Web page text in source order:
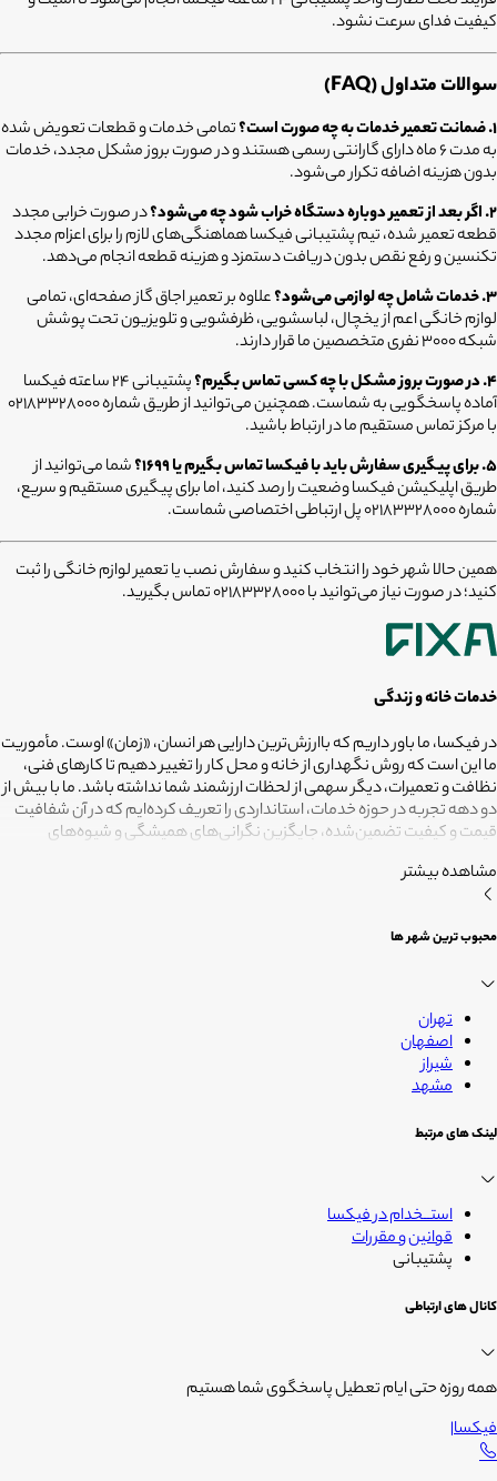
کیفیت فدای سرعت نشود.
سوالات متداول (FAQ)
۱. ضمانت تعمیر خدمات به چه صورت است؟
تمامی خدمات و قطعات تعویض شده
به مدت ۶ ماه دارای گارانتی رسمی هستند و در صورت بروز مشکل مجدد، خدمات
بدون هزینه اضافه تکرار می‌شود.
۲. اگر بعد از تعمیر دوباره دستگاه خراب شود چه می‌شود؟
در صورت خرابی مجدد
قطعه تعمیر شده، تیم پشتیبانی فیکسا هماهنگی‌های لازم را برای اعزام مجدد
تکنسین و رفع نقص بدون دریافت دستمزد و هزینه قطعه انجام می‌دهد.
۳. خدمات شامل چه لوازمی می‌شود؟
علاوه بر تعمیر اجاق گاز صفحه‌ای، تمامی
لوازم خانگی اعم از یخچال، لباسشویی، ظرفشویی و تلویزیون تحت پوشش
شبکه ۳۰۰۰ نفری متخصصین ما قرار دارند.
۴. در صورت بروز مشکل با چه کسی تماس بگیرم؟
پشتیبانی ۲۴ ساعته فیکسا
آماده پاسخگویی به شماست. همچنین می‌توانید از طریق شماره ۰۲۱۸۳۳۲۸۰۰۰
با مرکز تماس مستقیم ما در ارتباط باشید.
۵. برای پیگیری سفارش باید با فیکسا تماس بگیرم یا ۱۶۹۹؟
شما می‌توانید از
طریق اپلیکیشن فیکسا وضعیت را رصد کنید، اما برای پیگیری مستقیم و سریع،
شماره ۰۲۱۸۳۳۲۸۰۰۰ پل ارتباطی اختصاصی شماست.
همین حالا شهر خود را انتخاب کنید و سفارش نصب یا تعمیر لوازم خانگی را ثبت
کنید؛ در صورت نیاز می‌توانید با 02183328000 تماس بگیرید.
خدمات خانه و زندگی
در فیکسا، ما باور داریم که باارزش‌ترین دارایی هر انسان، «زمان» اوست. مأموریت
ما این است که روش نگهداری از خانه و محل کار را تغییر دهیم تا کارهای فنی،
نظافت و تعمیرات، دیگر سهمی از لحظات ارزشمند شما نداشته باشد. ما با بیش از
دو دهه تجربه در حوزه خدمات، استانداردی را تعریف کرده‌ایم که در آن شفافیت
قیمت و کیفیت تضمین‌شده، جایگزین نگرانی‌های همیشگی و شیوه‌های
متخصصانی بسپاریم که از فیلترهای سخت‌گیرانه رد شده‌اند تا نتیجه نهایی،
دقیقاً همان فضای امن و بی‌دغدغه‌ای باشد که همیشه برای آرامش خود
آنکه شما فرصت بیشتری برای زندگی کردن داشته باشید؛ فیکسا، زمانی برای
مشاهده بیشتر
محبوب ترین شهر ها
تهران
اصفهان
شیراز
مشهد
لینک های مرتبط
استــخدام در فیکسا
قوانین و مقررات
پشتیبانی
کانال های ارتباطی
همه روزه حتی ایام تعطیل پاسخگوی شما هستیم
فیکسا|